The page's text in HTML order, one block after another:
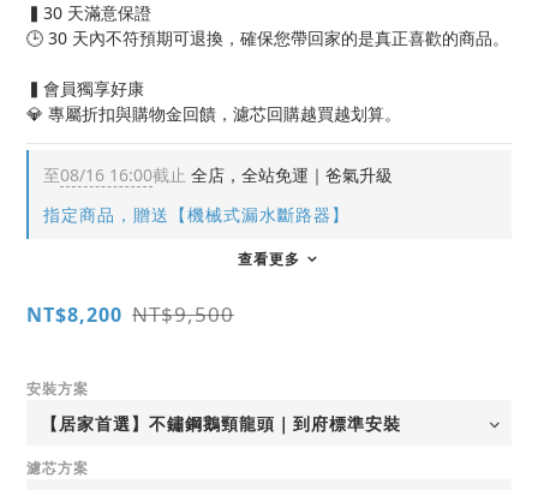
▍30 天滿意保證
🕒 30 天內不符預期可退換，確保您帶回家的是真正喜歡的商品。
▍會員獨享好康
💎 專屬折扣與購物金回饋，濾芯回購越買越划算。
至08/16 16:00截止 全店，全站免運｜爸氣升級
指定商品，贈送【機械式漏水斷路器】
查看更多
NT$8,200 NT$9,500
安裝方案
濾芯方案